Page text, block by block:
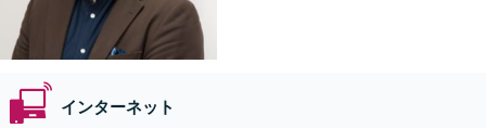
インターネット